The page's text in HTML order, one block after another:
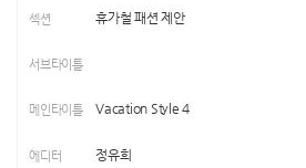
휴가철 패션 제안
Vacation Style 4
정유희